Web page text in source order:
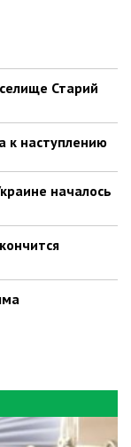
Старий
к наступлению
началось